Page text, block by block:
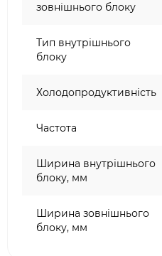
зовнішнього блоку
Тип внутрішнього
блоку
Холодопродуктивність
Частота
Ширина внутрішнього
блоку, мм
Ширина зовнішнього
блоку, мм